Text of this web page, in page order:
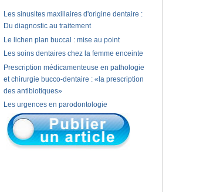
Les sinusites maxillaires d'origine dentaire :
Du diagnostic au traitement
Le lichen plan buccal : mise au point
Les soins dentaires chez la femme enceinte
Prescription médicamenteuse en pathologie
et chirurgie bucco-dentaire : «la prescription
des antibiotiques»
Les urgences en parodontologie